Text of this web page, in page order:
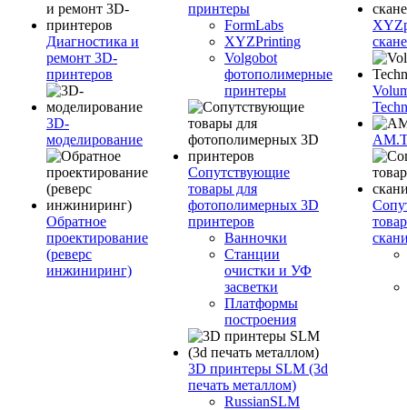
Диагностика и
ремонт 3D-
принтеров
3D-
моделирование
Обратное
проектирование
(реверс
инжиниринг)
принтеры
FormLabs
XYZPrinting
Volgobot
фотополимерные
принтеры
Сопутствующие
товары для
фотополимерных 3D
принтеров
Ванночки
Станции
очистки и УФ
засветки
Платформы
построения
3D принтеры SLM (3d
печать металлом)
RussianSLM